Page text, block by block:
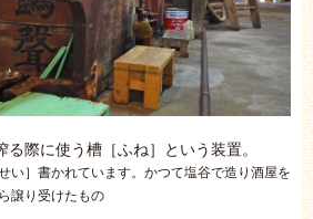
際に使う槽［ふね］という装置。
い］書かれています。かつて塩谷で造り酒屋を
譲り受けたもの